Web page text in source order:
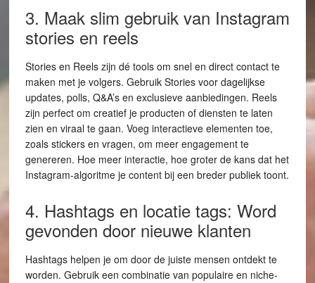
3. Maak slim gebruik van Instagram
stories en reels
Stories en Reels zijn dé tools om snel en direct contact te
maken met je volgers. Gebruik Stories voor dagelijkse
updates, polls, Q&A’s en exclusieve aanbiedingen. Reels
zijn perfect om creatief je producten of diensten te laten
zien en viraal te gaan. Voeg interactieve elementen toe,
zoals stickers en vragen, om meer engagement te
genereren. Hoe meer interactie, hoe groter de kans dat het
Instagram-algoritme je content bij een breder publiek toont.
4. Hashtags en locatie tags: Word
gevonden door nieuwe klanten
Hashtags helpen je om door de juiste mensen ontdekt te
worden. Gebruik een combinatie van populaire en niche-